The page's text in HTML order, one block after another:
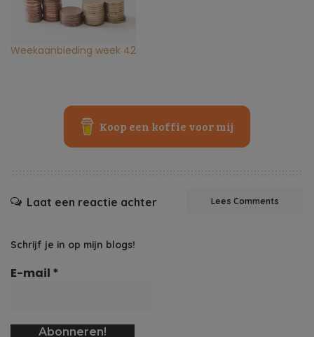
Weekaanbieding week 42
Koop een koffie voor mij
Laat een reactie achter Lees Comments
Schrijf je in op mijn blogs!
E-mail *